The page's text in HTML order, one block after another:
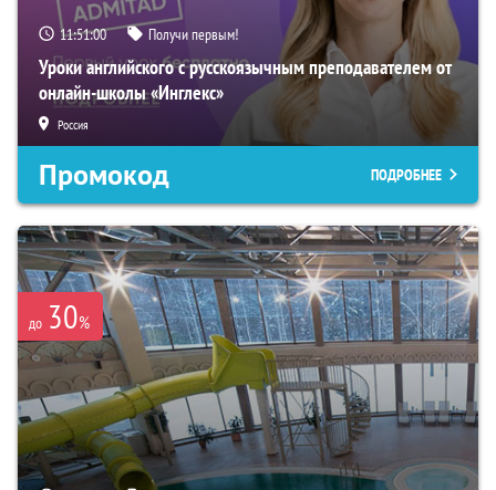
11:50:59 Получи первым!
Уроки английского с русскоязычным преподавателем от
онлайн-школы «Инглекс»
Россия
Промокод ПОДРОБНЕЕ
до 30%